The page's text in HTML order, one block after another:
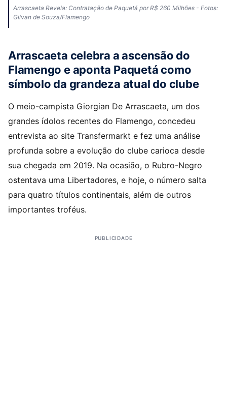
Arrascaeta Revela: Contratação de Paquetá por R$ 260 Milhões - Fotos:
Gilvan de Souza/Flamengo
Arrascaeta celebra a ascensão do
Flamengo e aponta Paquetá como
símbolo da grandeza atual do clube
O meio-campista Giorgian De Arrascaeta, um dos
grandes ídolos recentes do Flamengo, concedeu
entrevista ao site Transfermarkt e fez uma análise
profunda sobre a evolução do clube carioca desde
sua chegada em 2019. Na ocasião, o Rubro-Negro
ostentava uma Libertadores, e hoje, o número salta
para quatro títulos continentais, além de outros
importantes troféus.
PUBLICIDADE